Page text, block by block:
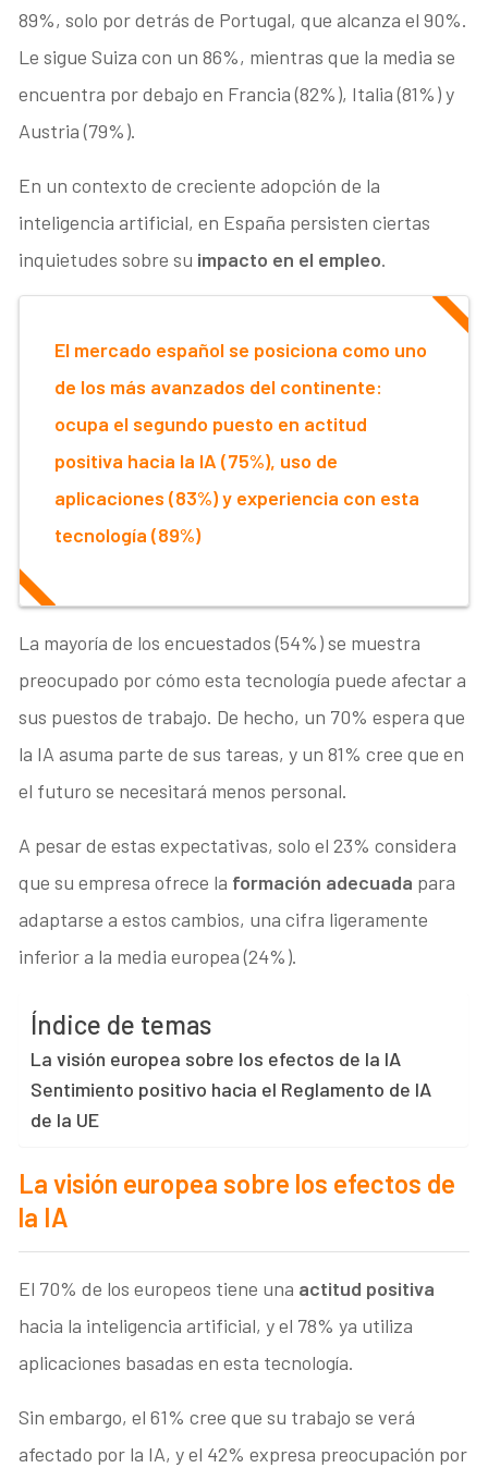
89%, solo por detrás de Portugal, que alcanza el 90%.
Le sigue Suiza con un 86%, mientras que la media se
encuentra por debajo en Francia (82%), Italia (81%) y
Austria (79%).
En un contexto de creciente adopción de la
inteligencia artificial, en España persisten ciertas
inquietudes sobre su impacto en el empleo.
El mercado español se posiciona como uno
de los más avanzados del continente:
ocupa el segundo puesto en actitud
positiva hacia la IA (75%), uso de
aplicaciones (83%) y experiencia con esta
tecnología (89%)
La mayoría de los encuestados (54%) se muestra
preocupado por cómo esta tecnología puede afectar a
sus puestos de trabajo. De hecho, un 70% espera que
la IA asuma parte de sus tareas, y un 81% cree que en
el futuro se necesitará menos personal.
A pesar de estas expectativas, solo el 23% considera
que su empresa ofrece la formación adecuada para
adaptarse a estos cambios, una cifra ligeramente
inferior a la media europea (24%).
Índice de temas
La visión europea sobre los efectos de la IA
Sentimiento positivo hacia el Reglamento de IA
de la UE
La visión europea sobre los efectos de
la IA
El 70% de los europeos tiene una actitud positiva
hacia la inteligencia artificial, y el 78% ya utiliza
aplicaciones basadas en esta tecnología.
Sin embargo, el 61% cree que su trabajo se verá
afectado por la IA, y el 42% expresa preocupación por